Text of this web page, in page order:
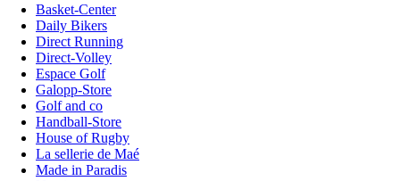
Basket-Center
Daily Bikers
Direct Running
Direct-Volley
Espace Golf
Galopp-Store
Golf and co
Handball-Store
House of Rugby
La sellerie de Maé
Made in Paradis